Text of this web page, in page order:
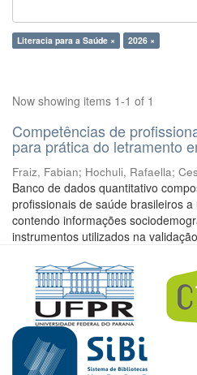
Literacia para a Saúde × 2026 ×
Now showing items 1-1 of 1
Competências de
para prática do letramento
Fraiz, Fabian; Hochuli, Rafaella;
Banco de dados quantitativo
profissionais de saúde brasileiros
contendo informações
instrumentos utilizados na